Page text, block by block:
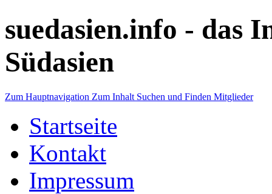
suedasien.info - das
Südasien
Zum Hauptnavigation Zum Inhalt Suchen und Finden Mitglieder
Startseite
Kontakt
Impressum